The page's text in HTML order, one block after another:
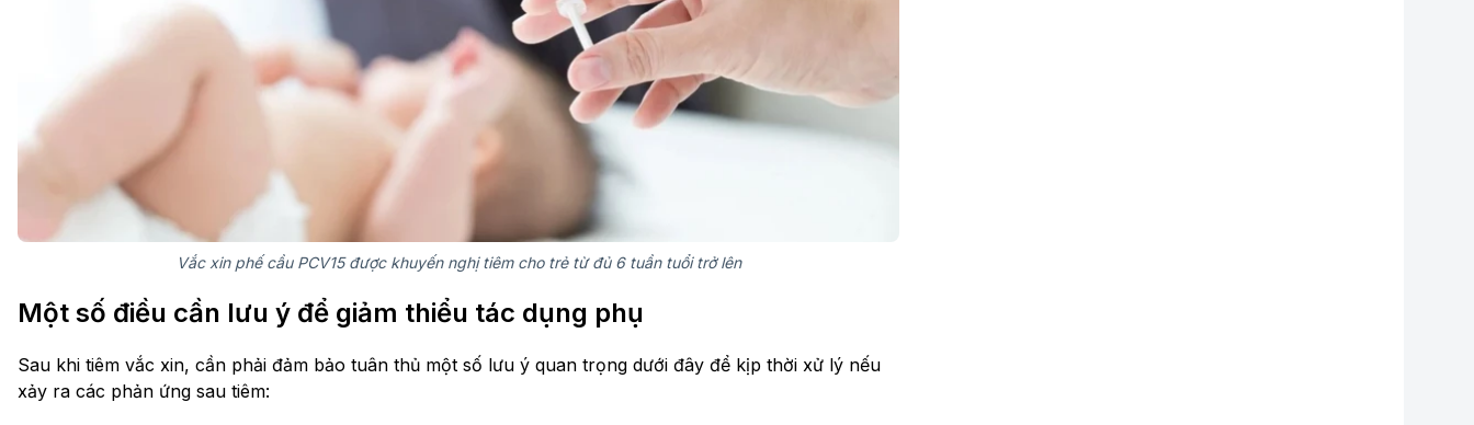
Vắc xin phế cầu PCV15 được khuyến nghị tiêm cho trẻ từ đủ 6 tuần tuổi trở lên
Một số điều cần lưu ý để giảm thiểu tác dụng phụ
Sau khi tiêm vắc xin, cần phải đảm bảo tuân thủ một số lưu ý quan trọng dưới đây để kịp thời xử lý nếu
xảy ra các phản ứng sau tiêm: